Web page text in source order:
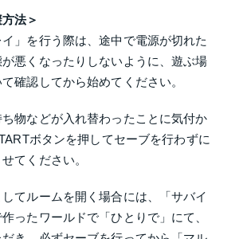
法＞
イ」を行う際は、途中で電源が切れた
悪くなったりしないように、遊ぶ場
確認してから始めてください。
ち物などが入れ替わったことに気付か
ボタンを押してセーブを行わずに
てください。
してルームを開く場合には、「サバイ
ったワールドで「ひとりで」にて、